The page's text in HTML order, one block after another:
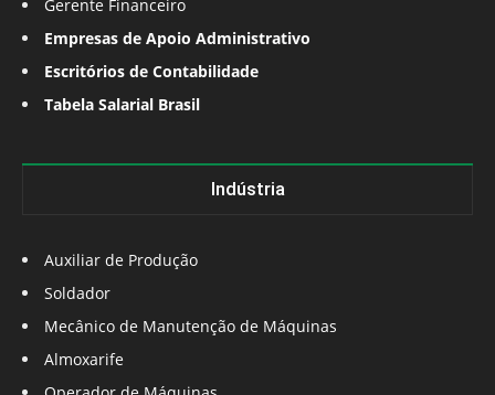
Gerente Financeiro
Empresas de Apoio Administrativo
Escritórios de Contabilidade
Tabela Salarial Brasil
Indústria
Auxiliar de Produção
Soldador
Mecânico de Manutenção de Máquinas
Almoxarife